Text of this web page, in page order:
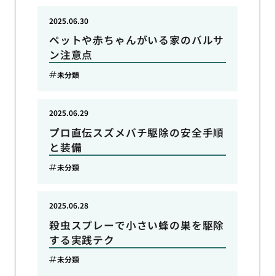
ペットや赤ちゃんがいる家のバルサ
ン注意点
2025.06.30
未分類
プロ直伝スズメバチ駆除の安全手順
と装備
2025.06.29
未分類
殺虫スプレーで小さい蜂の巣を駆除
する実践テク
2025.06.28
未分類